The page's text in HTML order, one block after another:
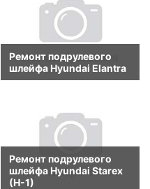
Ремонт подрулевого
шлейфа Hyundai Elantra
Ремонт подрулевого
шлейфа Hyundai Starex
(H-1)